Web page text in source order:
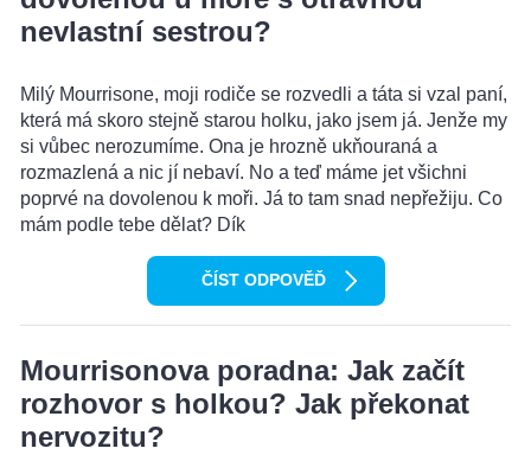
nevlastní sestrou?
Milý Mourrisone, moji rodiče se rozvedli a táta si vzal paní,
která má skoro stejně starou holku, jako jsem já. Jenže my
si vůbec nerozumíme. Ona je hrozně ukňouraná a
rozmazlená a nic jí nebaví. No a teď máme jet všichni
poprvé na dovolenou k moři. Já to tam snad nepřežiju. Co
mám podle tebe dělat? Dík
ČÍST ODPOVĚĎ
Mourrisonova poradna: Jak začít
rozhovor s holkou? Jak překonat
nervozitu?